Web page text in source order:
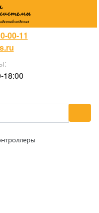
00-11
18:00